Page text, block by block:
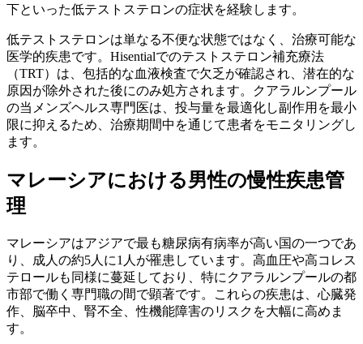
下といった低テストステロンの症状を経験します。
低テストステロンは単なる不便な状態ではなく、治療可能な
医学的疾患です。Hisentialでのテストステロン補充療法
（TRT）は、包括的な血液検査で欠乏が確認され、潜在的な
原因が除外された後にのみ処方されます。クアラルンプール
の当メンズヘルス専門医は、投与量を最適化し副作用を最小
限に抑えるため、治療期間中を通じて患者をモニタリングし
ます。
マレーシアにおける男性の慢性疾患管
理
マレーシアはアジアで最も糖尿病有病率が高い国の一つであ
り、成人の約5人に1人が罹患しています。高血圧や高コレス
テロールも同様に蔓延しており、特にクアラルンプールの都
市部で働く専門職の間で顕著です。これらの疾患は、心臓発
作、脳卒中、腎不全、性機能障害のリスクを大幅に高めま
す。